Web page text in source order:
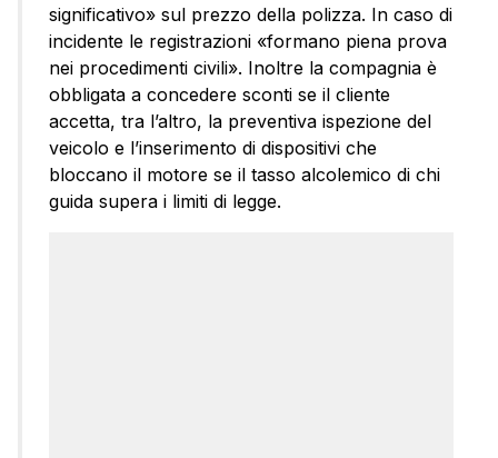
significativo» sul prezzo della polizza. In caso di
incidente le registrazioni «formano piena prova
nei procedimenti civili». Inoltre la compagnia è
obbligata a concedere sconti se il cliente
accetta, tra l’altro, la preventiva ispezione del
veicolo e l’inserimento di dispositivi che
bloccano il motore se il tasso alcolemico di chi
guida supera i limiti di legge.